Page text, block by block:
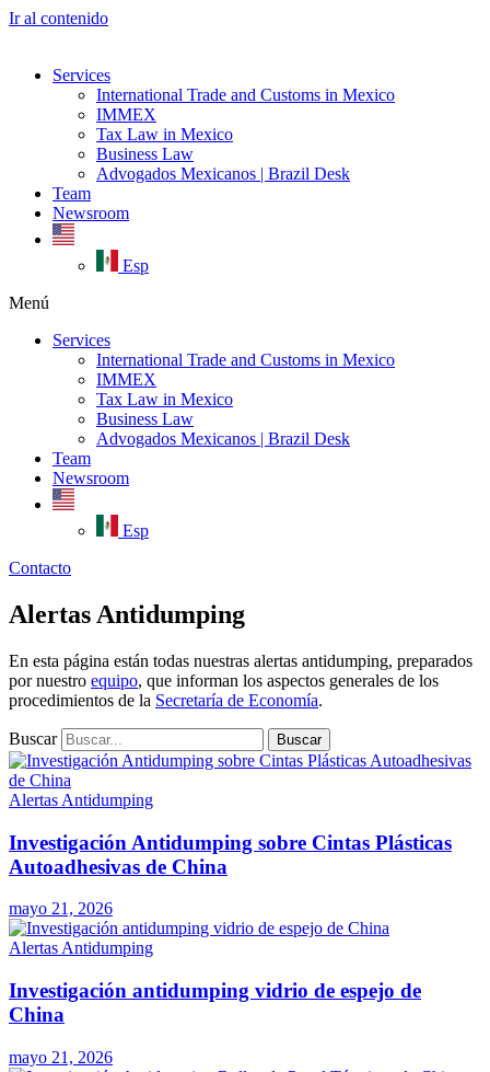
Ir al contenido
Services
International Trade and Customs in Mexico
IMMEX
Tax Law in Mexico
Business Law
Advogados Mexicanos | Brazil Desk
Team
Newsroom
Esp
Menú
Services
International Trade and Customs in Mexico
IMMEX
Tax Law in Mexico
Business Law
Advogados Mexicanos | Brazil Desk
Team
Newsroom
Esp
Contacto
Alertas Antidumping
En esta página están todas nuestras alertas antidumping, preparados
por nuestro equipo, que informan los aspectos generales de los
procedimientos de la Secretaría de Economía.
Buscar Buscar
Alertas Antidumping
Investigación Antidumping sobre Cintas Plásticas
Autoadhesivas de China​
mayo 21, 2026
Alertas Antidumping
Investigación antidumping vidrio de espejo de
China
mayo 21, 2026